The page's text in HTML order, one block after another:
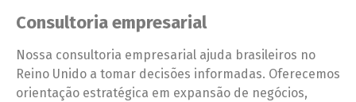
Consultoria empresarial
Nossa consultoria empresarial ajuda brasileiros no
Reino Unido a tomar decisões informadas. Oferecemos
orientação estratégica em expansão de negócios,